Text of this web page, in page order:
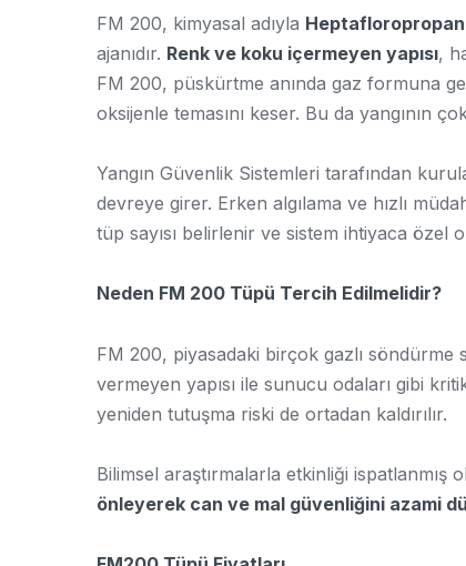
FM 200, kimyasal adıyla Heptafloropropan
ajanıdır. Renk ve koku içermeyen yapısı,
FM 200, püskürtme anında gaz formuna
oksijenle temasını keser. Bu da yangının
Yangın Güvenlik Sistemleri tarafından
devreye girer. Erken algılama ve hızlı
tüp sayısı belirlenir ve sistem ihtiyaca özel
Neden FM 200 Tüpü Tercih Edilmelidir?
FM 200, piyasadaki birçok gazlı söndürme
vermeyen yapısı ile sunucu odaları gibi
yeniden tutuşma riski de ortadan kaldırılır.
Bilimsel araştırmalarla etkinliği ispatlanmış
önleyerek can ve mal güvenliğini azami